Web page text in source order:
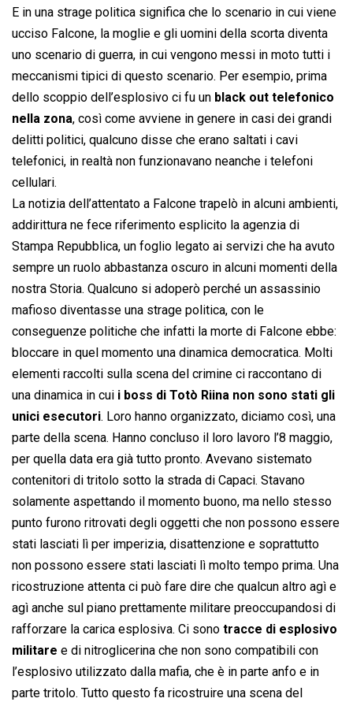
E in una strage politica significa che lo scenario in cui viene
ucciso Falcone, la moglie e gli uomini della scorta diventa
uno scenario di guerra, in cui vengono messi in moto tutti i
meccanismi tipici di questo scenario. Per esempio, prima
dello scoppio dell’esplosivo ci fu un black out telefonico
nella zona, così come avviene in genere in casi dei grandi
delitti politici, qualcuno disse che erano saltati i cavi
telefonici, in realtà non funzionavano neanche i telefoni
cellulari.
La notizia dell’attentato a Falcone trapelò in alcuni ambienti,
addirittura ne fece riferimento esplicito la agenzia di
Stampa Repubblica, un foglio legato ai servizi che ha avuto
sempre un ruolo abbastanza oscuro in alcuni momenti della
nostra Storia. Qualcuno si adoperò perché un assassinio
mafioso diventasse una strage politica, con le
conseguenze politiche che infatti la morte di Falcone ebbe:
bloccare in quel momento una dinamica democratica. Molti
elementi raccolti sulla scena del crimine ci raccontano di
una dinamica in cui i boss di Totò Riina non sono stati gli
unici esecutori. Loro hanno organizzato, diciamo così, una
parte della scena. Hanno concluso il loro lavoro l’8 maggio,
per quella data era già tutto pronto. Avevano sistemato
contenitori di tritolo sotto la strada di Capaci. Stavano
solamente aspettando il momento buono, ma nello stesso
punto furono ritrovati degli oggetti che non possono essere
stati lasciati lì per imperizia, disattenzione e soprattutto
non possono essere stati lasciati lì molto tempo prima. Una
ricostruzione attenta ci può fare dire che qualcun altro agì e
agì anche sul piano prettamente militare preoccupandosi di
rafforzare la carica esplosiva. Ci sono tracce di esplosivo
militare e di nitroglicerina che non sono compatibili con
l’esplosivo utilizzato dalla mafia, che è in parte anfo e in
parte tritolo. Tutto questo fa ricostruire una scena del